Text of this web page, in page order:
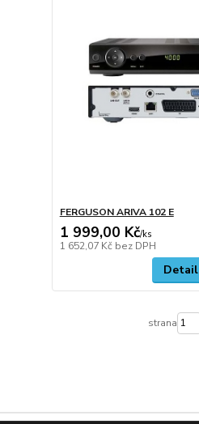
FERGUSON ARIVA 102 E
1 999,00 Kč/ks
1 652,07 Kč bez DPH
Detail
strana